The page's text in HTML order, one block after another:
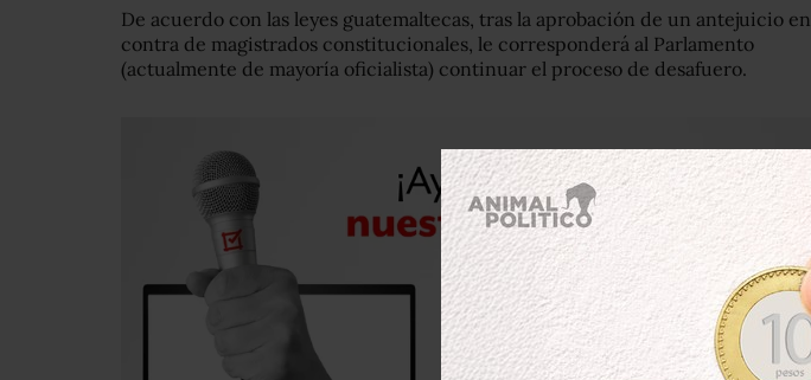
De acuerdo con las leyes guatemaltecas, tras la aprobación de un antejuicio en
contra de magistrados constitucionales, le corresponderá al Parlamento
(actualmente de mayoría oficialista) continuar el proceso de desafuero.